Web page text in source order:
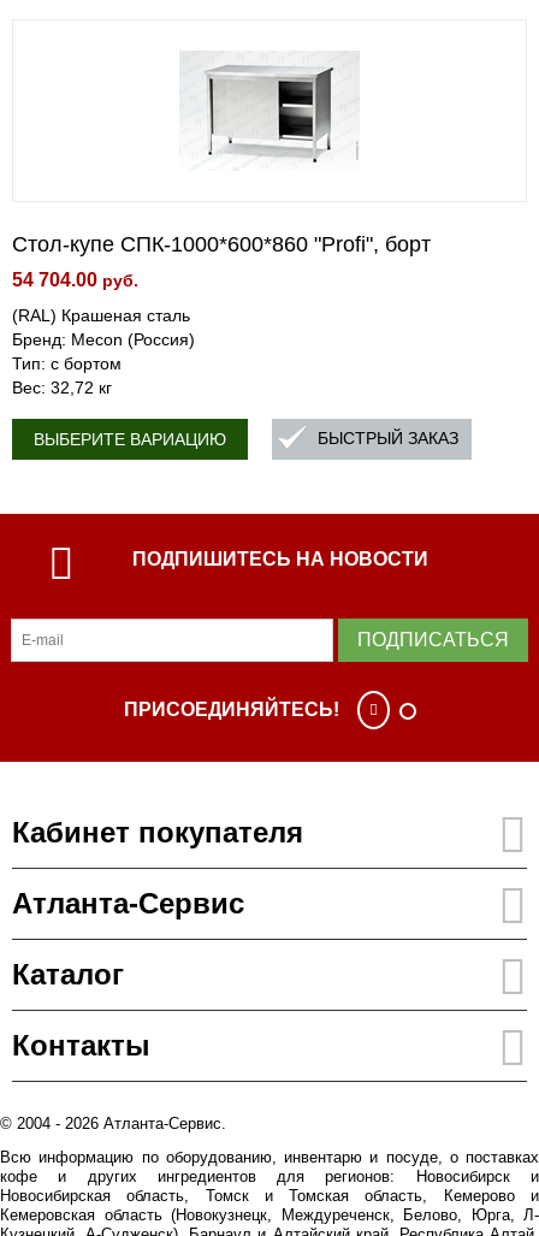
Стол-купе СПК-1000*600*860 "Profi", борт
54 704.00 руб.
(RAL) Крашеная сталь
Бренд: Mecon (Россия)
Тип: с бортом
Вес: 32,72 кг
ВЫБЕРИТЕ ВАРИАЦИЮ БЫСТРЫЙ ЗАКАЗ
ПОДПИШИТЕСЬ НА НОВОСТИ
ПОДПИСАТЬСЯ
ПРИСОЕДИНЯЙТЕСЬ!
Кабинет покупателя
Атланта-Сервис
Каталог
Контакты
© 2004 - 2026 Атланта-Сервис.
Всю информацию по оборудованию, инвентарю и посуде, о поставках
кофе и других ингредиентов для регионов: Новосибирск и
Новосибирская область, Томск и Томская область, Кемерово и
Кемеровская область (Новокузнецк, Междуреченск, Белово, Юрга, Л-